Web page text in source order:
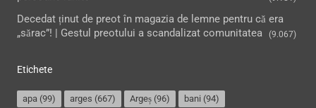
Decedat ținut de preot în magazia de lemne pentru că era
„sărac”! | Gestul preotului a scandalizat comunitatea
(9.067)
Etichete
apa (99) arges (667) Argeș (96) bani (94)